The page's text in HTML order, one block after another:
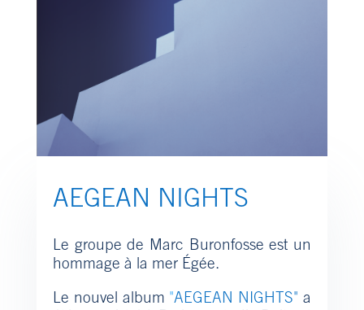
AEGEAN NIGHTS
Le groupe de Marc Buronfosse est un
hommage à la mer Égée.
Le nouvel album "AEGEAN NIGHTS" a